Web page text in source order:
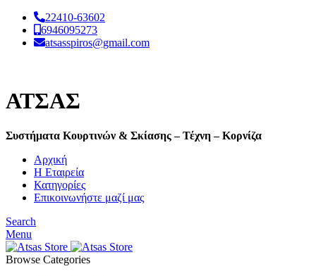
22410-63602
6946095273
atsasspiros@gmail.com
ΑΤΣΑΣ
Συστήματα Κουρτινών & Σκίασης – Τέχνη – Κορνίζα
Αρχική
Η Εταιρεία
Κατηγορίες
Επικοινωνήστε μαζί μας
Search
Menu
Browse Categories